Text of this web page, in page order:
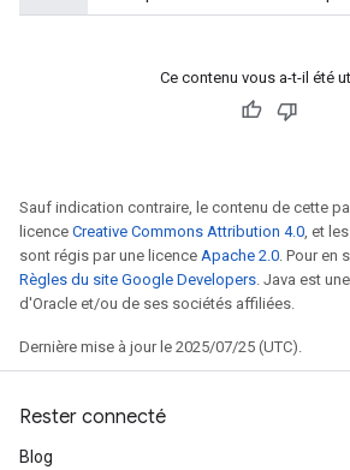
Ce contenu vous a-t-il été
Sauf indication contraire, le contenu de cette
licence Creative Commons Attribution 4.0 , et
sont régis par une licence Apache 2.0 . Pour
Règles du site Google Developers . Java est
d'Oracle et/ou de ses sociétés affiliées.
Dernière mise à jour le 2025/07/25 (UTC).
Rester connecté
Blog